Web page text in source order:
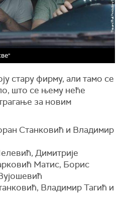
стару фирму, али тамо се
што се њему неће
за новим
Станковић и Владимир
Димитрије
Матис, Борис
Владимир Тагић и